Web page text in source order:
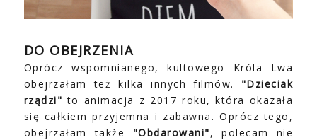
DO OBEJRZENIA
Oprócz wspomnianego, kultowego Króla Lwa
obejrzałam też kilka innych filmów. "Dzieciak
rządzi" to animacja z 2017 roku, która okazała
się całkiem przyjemna i zabawna. Oprócz tego,
obejrzałam także "Obdarowani", polecam nie